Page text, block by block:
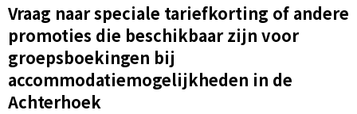
Vraag naar speciale tariefkorting of andere
promoties die beschikbaar zijn voor
groepsboekingen bij
accommodatiemogelijkheden in de
Achterhoek